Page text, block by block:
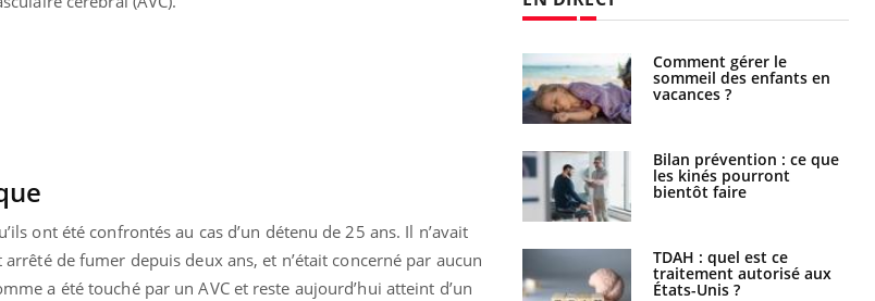
ont été confrontés au cas d’un détenu de 25 ans. Il n’avait
de fumer depuis deux ans, et n’était concerné par aucun
a été touché par un AVC et reste aujourd’hui atteint d’un
lecture ?
Mordue par une tique en
vacances, elle reste dans
le coma pendant 42 jours
Allergies alimentaires :
une nouvelle arme contre
les réactions sévères
Comment gérer le
sommeil des enfants en
vacances ?
Bilan prévention : ce que
les kinés pourront
bientôt faire
TDAH : quel est ce
traitement autorisé aux
États-Unis ?